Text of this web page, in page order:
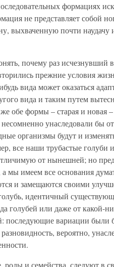
формациях
не представляет собой
выхваченную почти
почему раз исчезнувший
прежние условия
вида может оказаться
вида и таким путем
же обе формы – старая и
унаследовали бы
организмы будут и
все наши трубастые голуби
от нынешней; но
а мы имеем все основания
и замещаются своими
идентичный
голубей или даже от какой-
последующие вариации были
вероятно,
роды и семейства, следуют в